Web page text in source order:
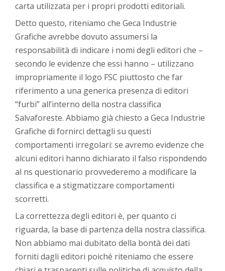
carta utilizzata per i propri prodotti editoriali.
Detto questo, riteniamo che Geca Industrie
Grafiche avrebbe dovuto assumersi la
responsabilità di indicare i nomi degli editori che –
secondo le evidenze che essi hanno – utilizzano
impropriamente il logo FSC piuttosto che far
riferimento a una generica presenza di editori
“furbi” all’interno della nostra classifica
Salvaforeste. Abbiamo già chiesto a Geca Industrie
Grafiche di fornirci dettagli su questi
comportamenti irregolari: se avremo evidenze che
alcuni editori hanno dichiarato il falso rispondendo
al ns questionario provvederemo a modificare la
classifica e a stigmatizzare comportamenti
scorretti.
La correttezza degli editori è, per quanto ci
riguarda, la base di partenza della nostra classifica.
Non abbiamo mai dubitato della bontà dei dati
forniti dagli editori poiché riteniamo che essere